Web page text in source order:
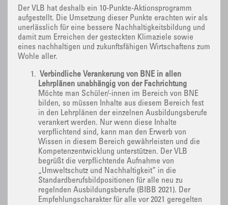
Der VLB hat deshalb ein 10-Punkte-Aktionsprogramm
aufgestellt. Die Umsetzung dieser Punkte erachten wir als
unerlässlich für eine bessere Nachhaltigkeitsbildung und
damit zum Erreichen der gesteckten Klimaziele sowie
eines nachhaltigen und zukunftsfähigen Wirtschaftens zum
Wohle aller.
Verbindliche Verankerung von BNE in allen
Lehrplänen unabhängig von der Fachrichtung
Möchte man Schüler/-innen im Bereich von BNE
bilden, so müssen Inhalte aus diesem Bereich fest
in den Lehrplänen der einzelnen Ausbildungsberufe
verankert werden. Nur wenn diese Inhalte
verpflichtend sind, kann man den Erwerb von
Wissen in diesem Bereich gewährleisten und die
Kompetenzentwicklung unterstützen. Der VLB
begrüßt die verpflichtende Aufnahme von
„Umweltschutz und Nachhaltigkeit“ in die
Standardberufsbildpositionen für alle neu zu
regelnden Ausbildungsberufe (BIBB 2021). Der
Empfehlungscharakter für alle vor 2021 geregelten